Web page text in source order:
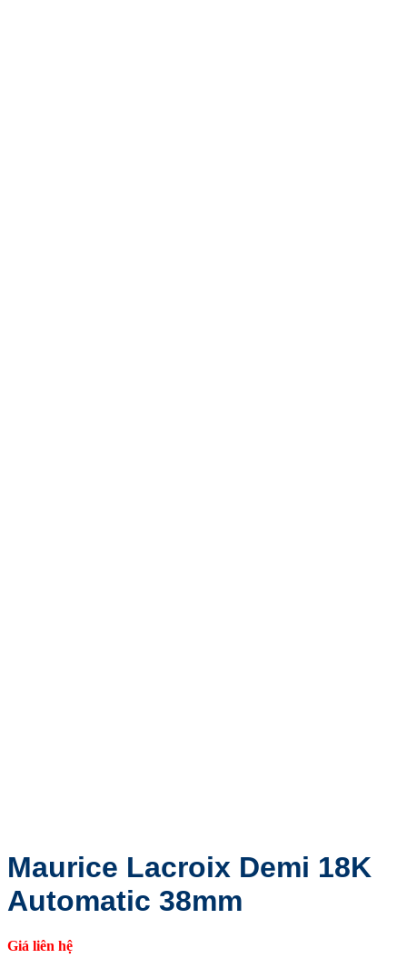
Maurice Lacroix Demi 18K
Automatic 38mm
Giá liên hệ